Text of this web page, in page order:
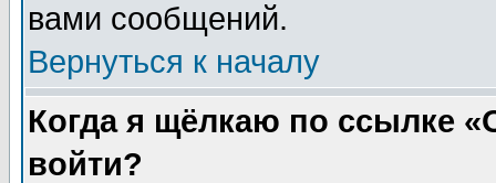
вами сообщений.
Вернуться к началу
Когда я щёлкаю по ссылке
войти?